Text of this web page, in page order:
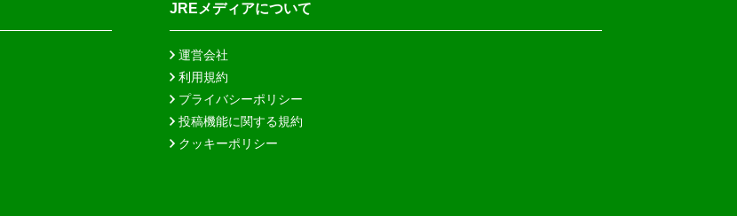
JREメディアについて
運営会社
利用規約
プライバシーポリシー
投稿機能に関する規約
クッキーポリシー